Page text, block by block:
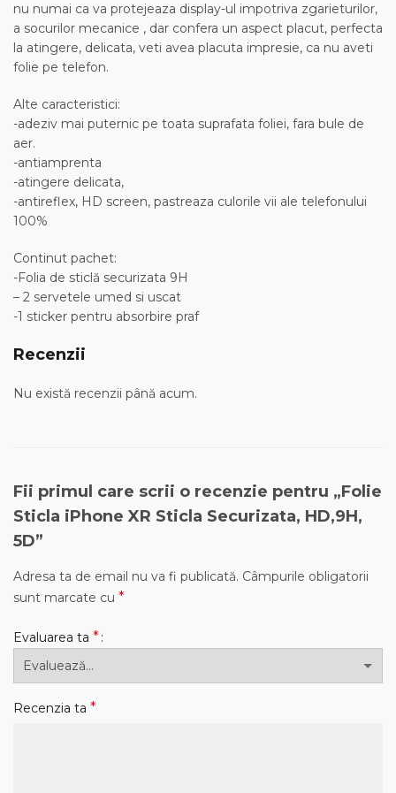
nu numai ca va protejeaza display-ul impotriva zgarieturilor,
a socurilor mecanice , dar confera un aspect placut, perfecta
la atingere, delicata, veti avea placuta impresie, ca nu aveti
folie pe telefon.
Alte caracteristici:
-adeziv mai puternic pe toata suprafata foliei, fara bule de
aer.
-antiamprenta
-atingere delicata,
-antireflex, HD screen, pastreaza culorile vii ale telefonului
100%
Continut pachet:
-Folia de sticlă securizata 9H
– 2 servetele umed si uscat
-1 sticker pentru absorbire praf
Recenzii
Nu există recenzii până acum.
Fii primul care scrii o recenzie pentru „Folie
Sticla iPhone XR Sticla Securizata, HD,9H,
5D”
Adresa ta de email nu va fi publicată. Câmpurile obligatorii
sunt marcate cu *
Evaluarea ta *
Recenzia ta *